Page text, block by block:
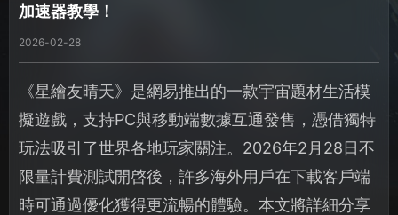
加速器教學！
2026-02-28
《星繪友晴天》是網易推出的一款宇宙題材生活模
擬遊戲，支持PC與移動端數據互通發售，憑借獨特
玩法吸引了世界各地玩家關注。2026年2月28日不
限量計費測試開啓後，許多海外用戶在下載客戶端
時可通過優化獲得更流暢的體驗。本文將詳細分享